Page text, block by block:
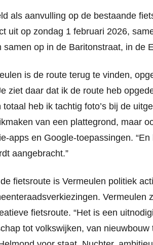
als aanvulling op de bestaande
uit op zondag 1 februari 2026,
samen op in de Baritonstraat, in de
is de route terug te vinden,
ziet daar dat ik de route heb
heb ik tachtig foto’s bij de
van een plattegrond, maar
apps en Google-toepassingen.
aangebracht.”
fietsroute is Vermeulen politiek
Vermeulen
fietsroute. “Het is een
tot volkswijken, van